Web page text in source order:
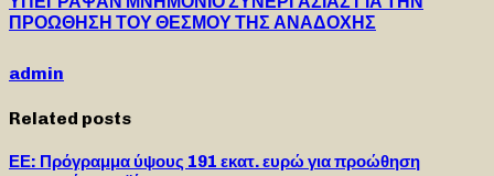
ΠΡΟΩΘΗΣΗ ΤΟΥ ΘΕΣΜΟΥ ΤΗΣ ΑΝΑΔΟΧΗΣ
admin
Related posts
ΕΕ: Πρόγραμμα ύψους 191 εκατ. ευρώ για προώθηση